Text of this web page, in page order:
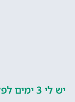
יש לי 3 ימים